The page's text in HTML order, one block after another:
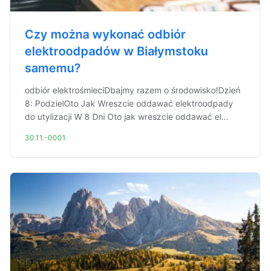
Czy można wykonać odbiór
elektroodpadów w Białymstoku
samemu?
odbiór elektrośmieciDbajmy razem o środowisko!Dzień
8: PodzielOto Jak Wreszcie oddawać elektroodpady
do utylizacji W 8 Dni Oto jak wreszcie oddawać el...
30.11.-0001